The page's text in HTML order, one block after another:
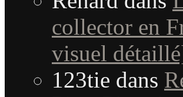
collector en
visuel
123tie dans